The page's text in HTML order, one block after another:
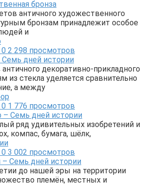
бронза
античного художественного
бронзам принадлежит особое
и
0 2 298 просмотров
Семь дней истории
декоративно-прикладного
из стекла уделяется сравнительно
а между
0 1 776 просмотров
– Семь дней истории
ряд удивительных изобретений и
компас, бумага, шёлк,
0 3 002 просмотров
Семь дней истории
до нашей эры на территории
племён, местных и